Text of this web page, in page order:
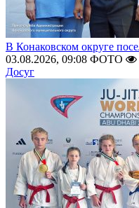
В Конаковском округе
03.08.2026, 09:08 ФОТО
Досуг